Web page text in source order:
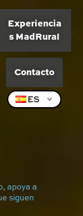
Experiencia
s MadRural
Contacto
ES
apoya a
siguen